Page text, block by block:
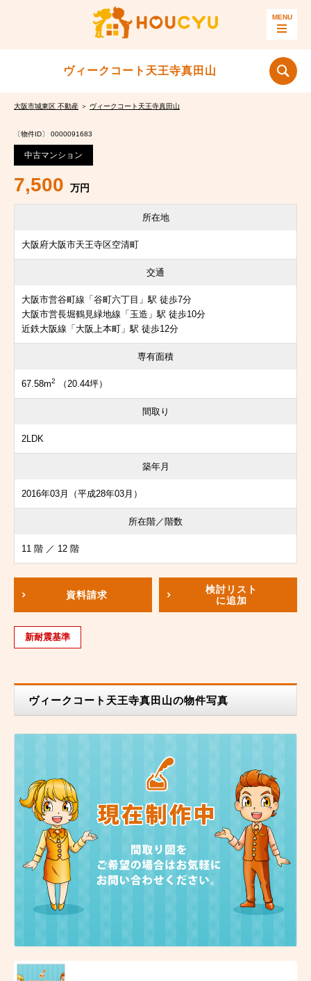
ヴィークコート天王寺真田山
大阪市城東区 不動産 ＞ ヴィークコート天王寺真田山
〔物件ID〕 0000091683
中古マンション
7,500 万円
所在地
大阪府大阪市天王寺区空清町
交通
大阪市営谷町線「谷町六丁目」駅 徒歩7分
大阪市営長堀鶴見緑地線「玉造」駅 徒歩10分
近鉄大阪線「大阪上本町」駅 徒歩12分
専有面積
67.58m2 （20.44坪）
間取り
2LDK
築年月
2016年03月（平成28年03月）
所在階／階数
11 階 ／ 12 階
資料請求
検討リスト
に追加
新耐震基準
ヴィークコート天王寺真田山の物件写真